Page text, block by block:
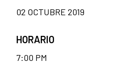
02 OCTUBRE 2019
HORARIO
7:00 PM